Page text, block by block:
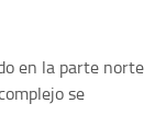
en la parte norte
se